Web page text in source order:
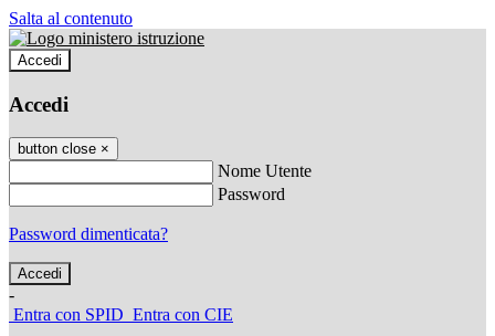
Salta al contenuto
Accedi
Accedi
button close ×
Nome Utente
Password
Password dimenticata?
-
Entra con SPID Entra con CIE